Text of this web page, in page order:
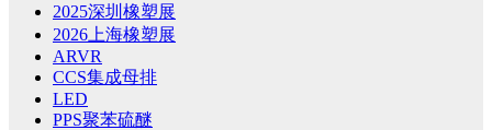
2025深圳橡塑展
2026上海橡塑展
ARVR
CCS集成母排
LED
PPS聚苯硫醚